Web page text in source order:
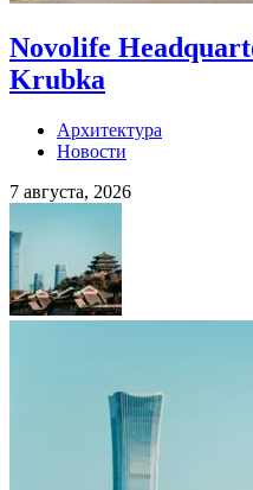
Novolife
Krubka
Архитектура
Новости
7 августа, 2026